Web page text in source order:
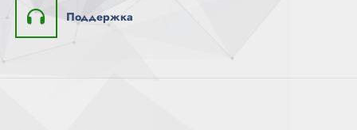
Поддержка